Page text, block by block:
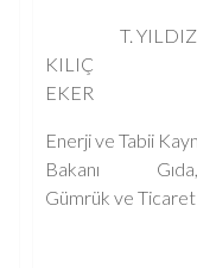
T.
KILIÇ
EKER
Enerji ve Tabii
Bakanı Gıda,
Gümrük ve